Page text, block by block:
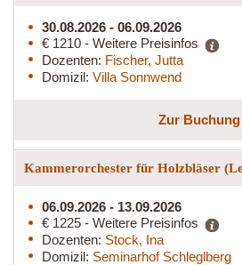
30.08.2026 - 06.09.2026
€ 1210 - Weitere Preisinfos
Dozenten: Fischer, Jutta
Domizil: Villa Sonnwend
Zur Buchung
Kammerorchester für Holzbläser
06.09.2026 - 13.09.2026
€ 1225 - Weitere Preisinfos
Dozenten: Stock, Ina
Domizil: Seminarhof Schleglberg